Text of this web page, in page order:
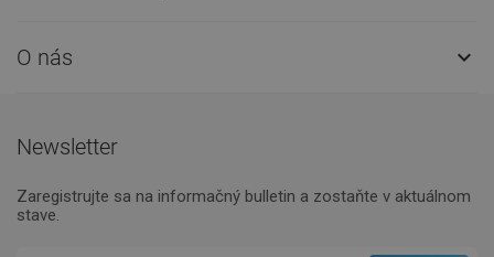
O nás 
Newsletter
Zaregistrujte sa na informačný bulletin a zostaňte v aktuálnom
stave.